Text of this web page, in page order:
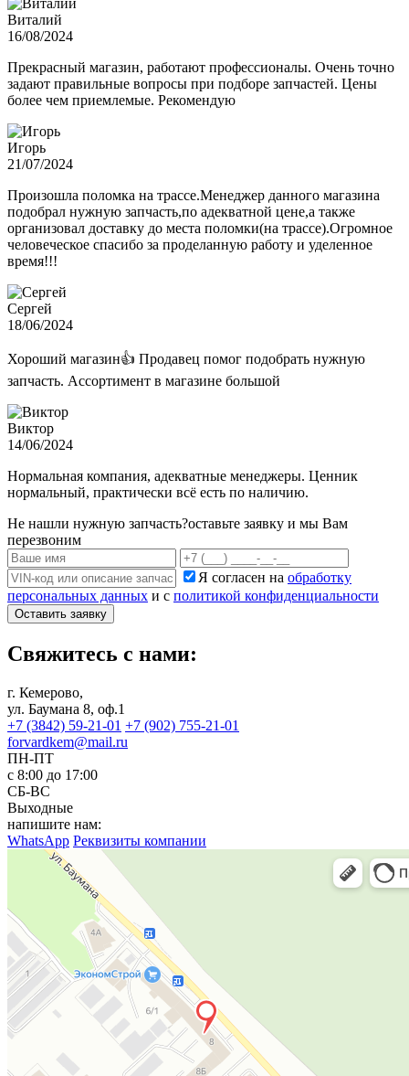
Виталий
16/08/2024
Прекрасный магазин, работают профессионалы. Очень точно
задают правильные вопросы при подборе запчастей. Цены
более чем приемлемые. Рекомендую
Игорь
21/07/2024
Произошла поломка на трассе.Менеджер данного магазина
подобрал нужную запчасть,по адекватной цене,а также
организовал доставку до места поломки(на трассе).Огромное
человеческое спасибо за проделанную работу и уделенное
время!!!
Сергей
18/06/2024
Хороший магазин👍 Продавец помог подобрать нужную
запчасть. Ассортимент в магазине большой
Виктор
14/06/2024
Нормальная компания, адекватные менеджеры. Ценник
нормальный, практически всё есть по наличию.
Не нашли нужную запчасть?оставьте заявку и мы Вам
перезвоним
Я согласен на обработку
персональных данных и с политикой конфиденциальности
Оставить заявку
Свяжитесь с нами:
г. Кемерово,
ул. Баумана 8, оф.1
+7 (3842) 59-21-01 +7 (902) 755-21-01
forvardkem@mail.ru
ПН-ПТ
с 8:00 до 17:00
СБ-ВС
Выходные
напишите нам:
WhatsApp Реквизиты компании